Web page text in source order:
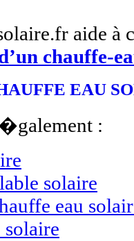
aide à
chauffe-
EAU
:
solaire
eau